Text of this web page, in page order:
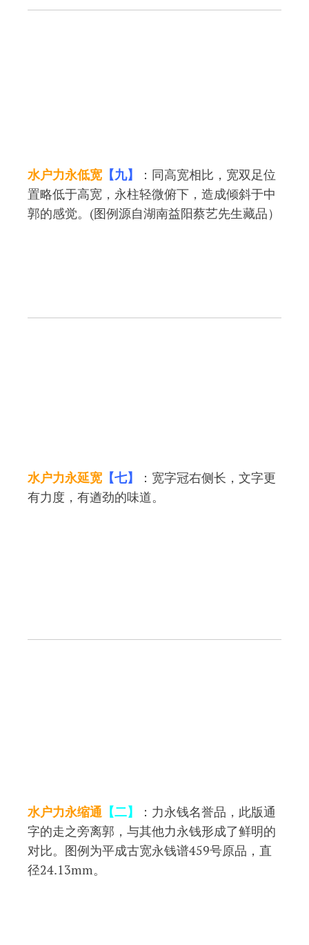
水户力永低宽 【九】
：同高宽相比，宽双足位
置略低于高宽，永柱轻微俯下，造成倾斜于中
郭的感觉。(图例源自湖南益阳蔡艺先生藏品）
水户力永延宽 【七】
：宽字冠右侧长，文字更
有力度，有遒劲的味道。
水户力永缩通 【二】
：力永钱名誉品，此版通
字的走之旁离郭，与其他力永钱形成了鲜明的
对比。图例为平成古宽永钱谱459号原品，直
径24.13mm。